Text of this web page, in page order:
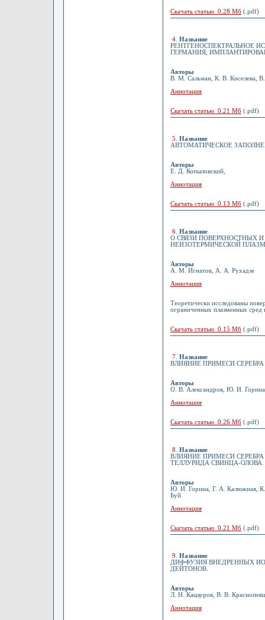
Скачать статью 0.28 Мб (.pdf)
4 Название
РЕНТГЕНОСПЕКТРАЛЬНОЕ
ГЕРМАНИЯ,
Авторы
В. М. Сальман, К. В. Киселева,
Аннотация
Скачать статью 0.21 Мб (.pdf)
5
Название
АВТОМАТИЧЕСКОЕ
Авторы
Е. Д. Копыловский,
Аннотация
Скачать статью 0.13 Мб (.pdf)
6 Название
О СВЯЗИ ПОВЕРХНОСТНЫХ
НЕИЗОТЕРМИЧЕСКОЙ
Авторы
А. М. Игнатов, А. А. Рухадзе
Аннотация
Теоретически исследованы
ограниченных плазменных
Скачать статью 0.15 Мб (.pdf)
7 Название
ВЛИЯНИЕ ПРИМЕСИ
Авторы
О. В. Александров, Ю. И.
Аннотация
Скачать статью 0.26 Мб (.pdf)
8
Название
ВЛИЯНИЕ ПРИМЕСИ
ТЕЛЛУРИДА СВИНЦА-ОЛОВА.
Авторы
Ю. И. Горина, Г. А. Калюжная, К.
Буй
Аннотация
Скачать статью 0.21 Мб (.pdf)
9
Название
ДИФФУЗИЯ ВНЕДРЕННЫХ
ДЕЙТОНОВ.
Авторы
Л. Н. Кацауров, В. В.
Аннотация